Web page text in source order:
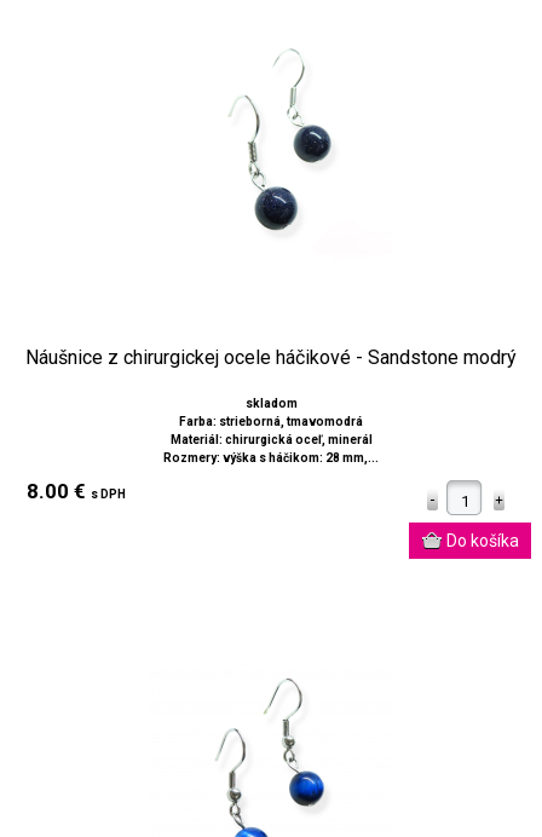
Náušnice z chirurgickej ocele háčikové - Sandstone modrý
skladom
Farba: strieborná, tmavomodrá
Materiál: chirurgická oceľ, minerál
Rozmery: výška s háčikom: 28 mm,...
8.00 € s DPH